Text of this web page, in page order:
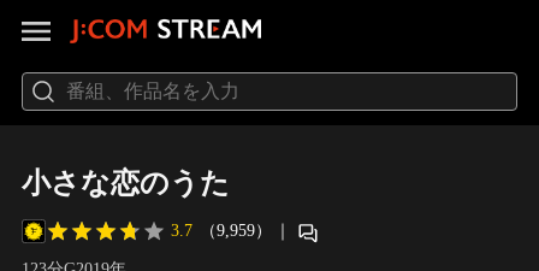
小さな恋のうた
3.7 （9,959） ｜